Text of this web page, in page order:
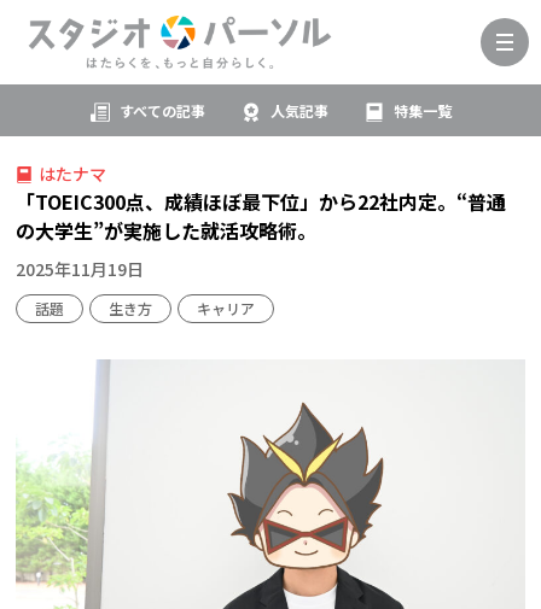
すべての記事 人気記事 特集一覧
はたナマ
「TOEIC300点、成績ほぼ最下位」から22社内定。“普通
の大学生”が実施した就活攻略術。
2025年11月19日
話題 生き方 キャリア